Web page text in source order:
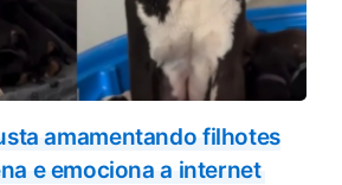
amamentando filhotes
e emociona a internet